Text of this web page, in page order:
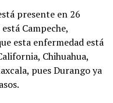
presente en 26
Campeche,
esta enfermedad está
Chihuahua,
pues Durango ya